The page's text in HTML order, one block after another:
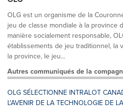
OLG est un organisme de la
jeu de classe mondiale à la province
manière socialement responsable,
établissements de jeu traditionnel, la
la province, le jeu...
Autres communiqués de la
OLG SÉLECTIONNE INTRALOT
L'AVENIR DE LA TECHNOLOGIE DE